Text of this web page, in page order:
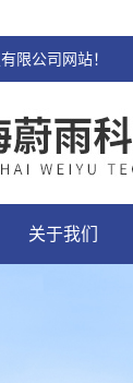
限公司网站！
关于我们